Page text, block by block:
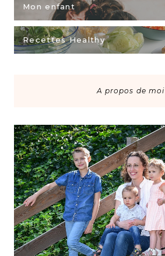
Mon enfant
Recettes Healthy
A propos de moi